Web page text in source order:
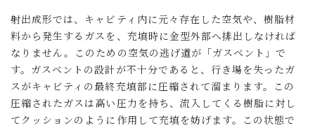
射出成形では、キャビティ内に元々存在した空気や、樹脂材
料から発生するガスを、充填時に金型外部へ排出しなければ
なりません。このための空気の逃げ道が「ガスベント」で
す。ガスベントの設計が不十分であると、行き場を失ったガ
スがキャビティの最終充填部に圧縮されて溜まります。この
圧縮されたガスは高い圧力を持ち、流入してくる樹脂に対し
てクッションのように作用して充填を妨げます。この状態で